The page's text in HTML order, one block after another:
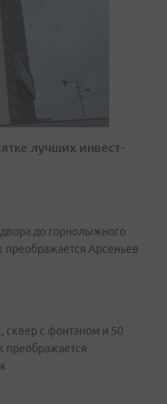
лучших инвест-
до горнолыжного
преображается Арсеньев
сквер с фонтаном и 50
преображается